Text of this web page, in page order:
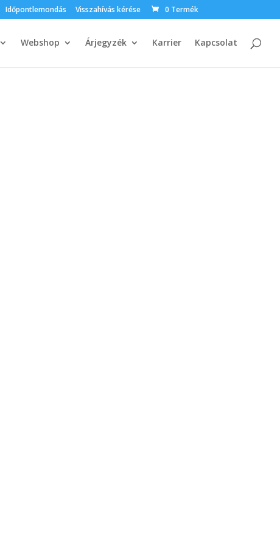
Időpontlemondás Visszahívás kérése 0 Termék
Webshop Árjegyzék Karrier Kapcsolat